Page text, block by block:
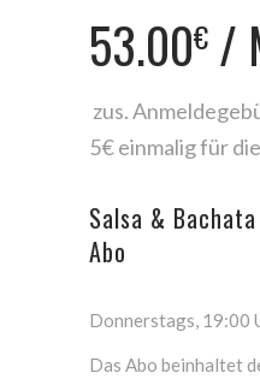
53.00€ /
zus.
5€ einmalig für
Salsa &
Abo
Donnerstags, 19:00
Das Abo beinhaltet